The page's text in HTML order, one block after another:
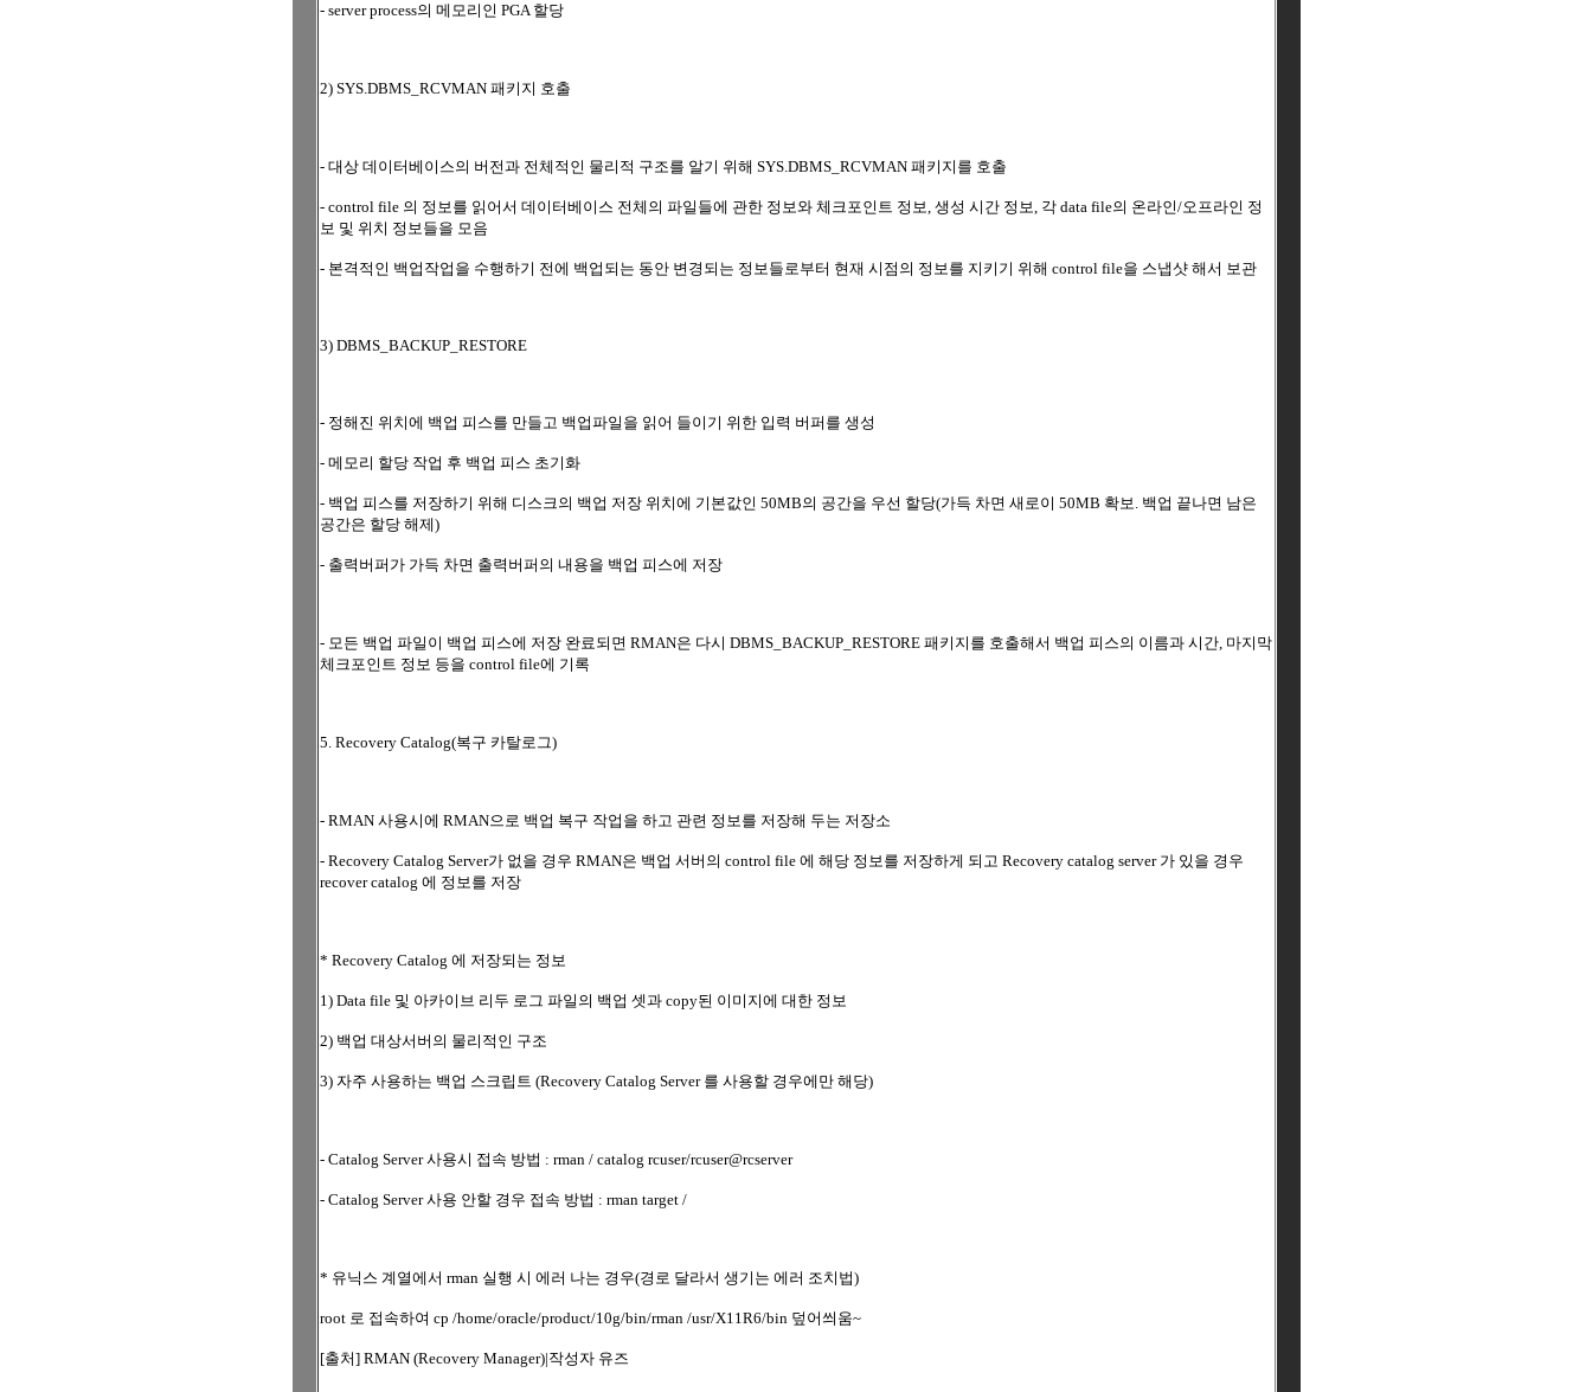
- server process의 메모리인 PGA 할당
2) SYS.DBMS_RCVMAN 패키지 호출
- 대상 데이터베이스의 버전과 전체적인 물리적 구조를 알기 위해 SYS.DBMS_RCVMAN 패키지를 호출
- control file 의 정보를 읽어서 데이터베이스 전체의 파일들에 관한 정보와 체크포인트 정보, 생성 시간 정보, 각 data file의 온라인/오프라인 정
보 및 위치 정보들을 모음
- 본격적인 백업작업을 수행하기 전에 백업되는 동안 변경되는 정보들로부터 현재 시점의 정보를 지키기 위해 control file을 스냅샷 해서 보관
3) DBMS_BACKUP_RESTORE
- 정해진 위치에 백업 피스를 만들고 백업파일을 읽어 들이기 위한 입력 버퍼를 생성
- 메모리 할당 작업 후 백업 피스 초기화
- 백업 피스를 저장하기 위해 디스크의 백업 저장 위치에 기본값인 50MB의 공간을 우선 할당(가득 차면 새로이 50MB 확보. 백업 끝나면 남은
공간은 할당 해제)
- 출력버퍼가 가득 차면 출력버퍼의 내용을 백업 피스에 저장
- 모든 백업 파일이 백업 피스에 저장 완료되면 RMAN은 다시 DBMS_BACKUP_RESTORE 패키지를 호출해서 백업 피스의 이름과 시간, 마지막
체크포인트 정보 등을 control file에 기록
5. Recovery Catalog(복구 카탈로그)
- RMAN 사용시에 RMAN으로 백업 복구 작업을 하고 관련 정보를 저장해 두는 저장소
- Recovery Catalog Server가 없을 경우 RMAN은 백업 서버의 control file 에 해당 정보를 저장하게 되고 Recovery catalog server 가 있을 경우
recover catalog 에 정보를 저장
* Recovery Catalog 에 저장되는 정보
1) Data file 및 아카이브 리두 로그 파일의 백업 셋과 copy된 이미지에 대한 정보
2) 백업 대상서버의 물리적인 구조
3) 자주 사용하는 백업 스크립트 (Recovery Catalog Server 를 사용할 경우에만 해당)
- Catalog Server 사용시 접속 방법 : rman / catalog rcuser/rcuser@rcserver
- Catalog Server 사용 안할 경우 접속 방법 : rman target /
* 유닉스 계열에서 rman 실행 시 에러 나는 경우(경로 달라서 생기는 에러 조치법)
root 로 접속하여 cp /home/oracle/product/10g/bin/rman /usr/X11R6/bin 덮어씌움~
[출처] RMAN (Recovery Manager)|작성자 유즈